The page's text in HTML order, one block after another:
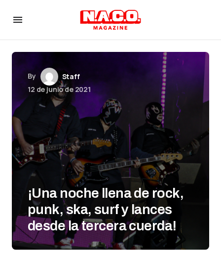
By
Staff
12 de junio de 2021
¡Una noche llena de rock,
punk, ska, surf y lances
desde la tercera cuerda!